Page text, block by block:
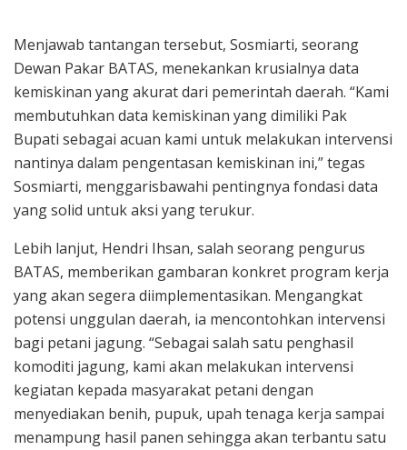
Menjawab tantangan tersebut, Sosmiarti, seorang
Dewan Pakar BATAS, menekankan krusialnya data
kemiskinan yang akurat dari pemerintah daerah. “Kami
membutuhkan data kemiskinan yang dimiliki Pak
Bupati sebagai acuan kami untuk melakukan intervensi
nantinya dalam pengentasan kemiskinan ini,” tegas
Sosmiarti, menggarisbawahi pentingnya fondasi data
yang solid untuk aksi yang terukur.
Lebih lanjut, Hendri Ihsan, salah seorang pengurus
BATAS, memberikan gambaran konkret program kerja
yang akan segera diimplementasikan. Mengangkat
potensi unggulan daerah, ia mencontohkan intervensi
bagi petani jagung. “Sebagai salah satu penghasil
komoditi jagung, kami akan melakukan intervensi
kegiatan kepada masyarakat petani dengan
menyediakan benih, pupuk, upah tenaga kerja sampai
menampung hasil panen sehingga akan terbantu satu